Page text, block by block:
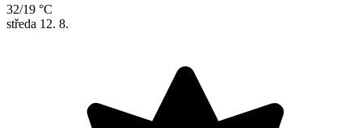
32/19 °C
středa 12. 8.